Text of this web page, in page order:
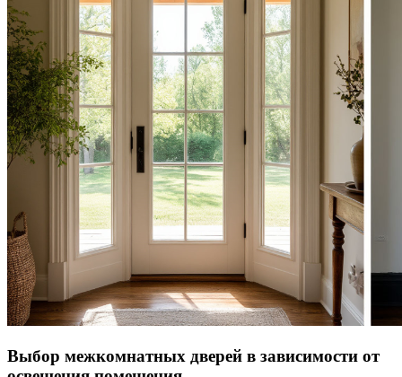
Выбор межкомнатных дверей в зависимости от